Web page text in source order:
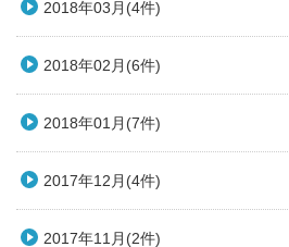
2018年03月(4件)
2018年02月(6件)
2018年01月(7件)
2017年12月(4件)
2017年11月(2件)